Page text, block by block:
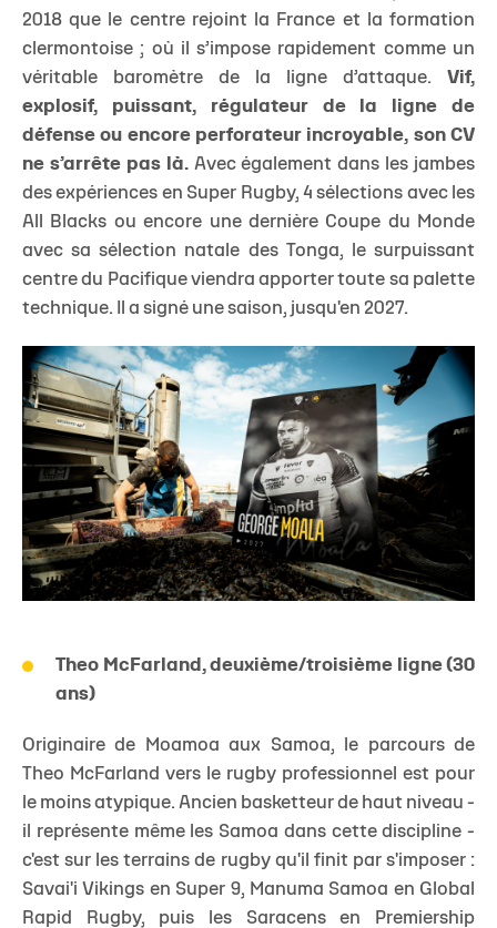
2018 que le centre rejoint la France et la formation
clermontoise ; où il s’impose rapidement comme un
véritable baromètre de la ligne d’attaque. Vif,
explosif, puissant, régulateur de la ligne de
défense ou encore perforateur incroyable, son CV
ne s’arrête pas là.Avec également dans les jambes
des expériences en Super Rugby, 4 sélections avec les
All Blacks ou encore une dernière Coupe du Monde
avec sa sélection natale des Tonga, le surpuissant
centre du Pacifique viendra apporter toute sa palette
technique. Il a signé une saison, jusqu'en 2027.
Theo McFarland, deuxième/troisième ligne (30
ans)
Originaire de Moamoa aux Samoa, le parcours de
Theo McFarland vers le rugby professionnel est pour
le moins atypique. Ancien basketteur de haut niveau -
il représente même les Samoa dans cette discipline -
c'est sur les terrains de rugby qu'il finit par s'imposer :
Savai'i Vikings en Super 9, Manuma Samoa en Global
Rapid Rugby, puis les Saracens en Premiership